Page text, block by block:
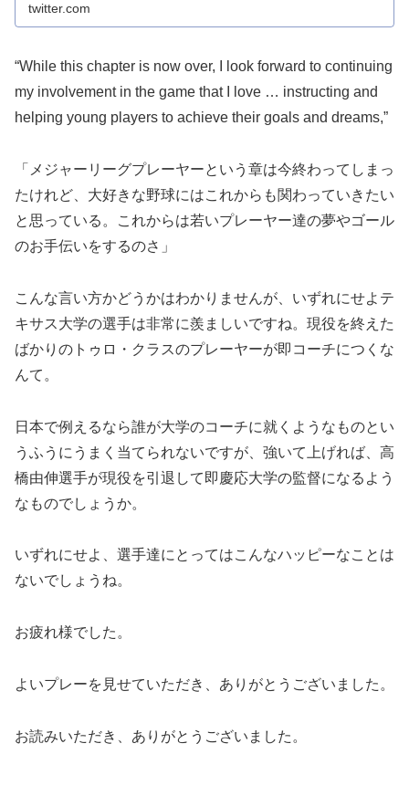
twitter.com
“While this chapter is now over, I look forward to continuing
my involvement in the game that I love … instructing and
helping young players to achieve their goals and dreams,”
「メジャーリーグプレーヤーという章は今終わってしまっ
たけれど、大好きな野球にはこれからも関わっていきたい
と思っている。これからは若いプレーヤー達の夢やゴール
のお手伝いをするのさ」
こんな言い方かどうかはわかりませんが、いずれにせよテ
キサス大学の選手は非常に羨ましいですね。現役を終えた
ばかりのトゥロ・クラスのプレーヤーが即コーチにつくな
んて。
日本で例えるなら誰が大学のコーチに就くようなものとい
うふうにうまく当てられないですが、強いて上げれば、高
橋由伸選手が現役を引退して即慶応大学の監督になるよう
なものでしょうか。
いずれにせよ、選手達にとってはこんなハッピーなことは
ないでしょうね。
お疲れ様でした。
よいプレーを見せていただき、ありがとうございました。
お読みいただき、ありがとうございました。